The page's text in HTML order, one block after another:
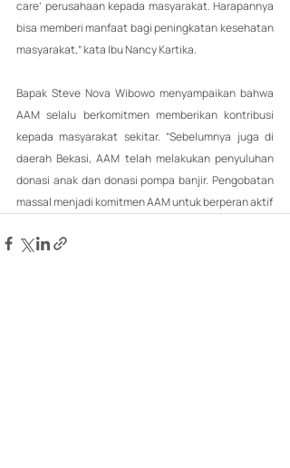
care’ perusahaan kepada masyarakat. Harapannya
bisa memberi manfaat bagi peningkatan kesehatan
masyarakat,” kata Ibu Nancy Kartika.
Bapak Steve Nova Wibowo menyampaikan bahwa
AAM selalu berkomitmen memberikan kontribusi
kepada masyarakat sekitar. “Sebelumnya juga di
daerah Bekasi, AAM telah melakukan penyuluhan
donasi anak dan donasi pompa banjir. Pengobatan
massal menjadi komitmen AAM untuk berperan aktif